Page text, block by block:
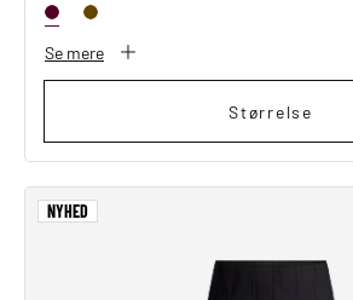
Se mere
Størrelse
NYHED